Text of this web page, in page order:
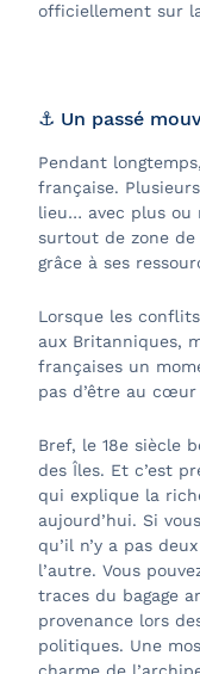
officiellement sur
⚓ Un passé
Pendant
française.
lieu… avec plus ou
surtout de zone
grâce à ses
Lorsque les
aux Britanniques,
françaises un
pas d’être au
Bref, le 18e siècle
des Îles. Et c’est
qui explique la
aujourd’hui. Si
qu’il n’y a pas
l’autre. Vous
traces du bagage
provenance lors
politiques. Une